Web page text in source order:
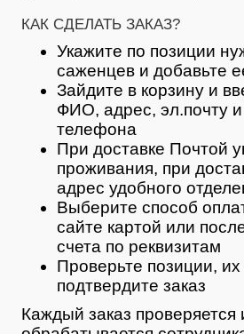
КАК СДЕЛАТЬ ЗАКАЗ?
Укажите по позиции
саженцев и добавьте
Зайдите в корзину и
ФИО, адрес, эл.почту
телефона
При доставке Почтой
проживания, при
адрес удобного
Выберите способ
сайте картой или
счета по реквизитам
Проверьте позиции, их
подтвердите заказ
Каждый заказ проверяется